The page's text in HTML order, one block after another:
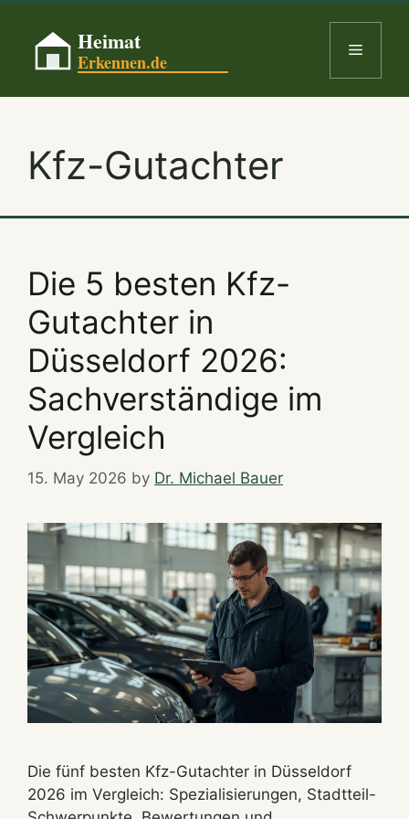
content
Menu
Kfz-Gutachter
Die 5 besten Kfz-
Gutachter in
Düsseldorf 2026:
Sachverständige im
Vergleich
15. May 2026 by Dr. Michael Bauer
Die fünf besten Kfz-Gutachter in Düsseldorf
2026 im Vergleich: Spezialisierungen, Stadtteil-